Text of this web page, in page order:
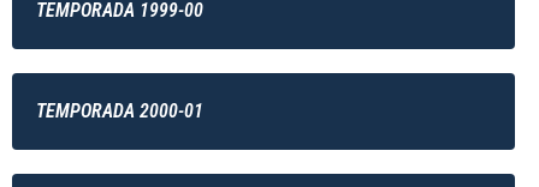
TEMPORADA 1999-00
TEMPORADA 2000-01